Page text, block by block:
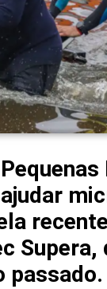
Supera,
passado.